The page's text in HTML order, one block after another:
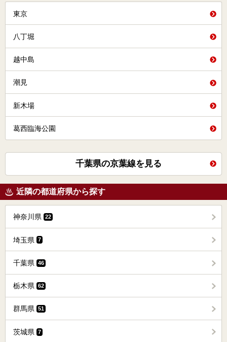
東京
八丁堀
越中島
潮見
新木場
葛西臨海公園
千葉県の京葉線を見る
近隣の都道府県から探す
神奈川県 22
埼玉県 7
千葉県 46
栃木県 62
群馬県 51
茨城県 7